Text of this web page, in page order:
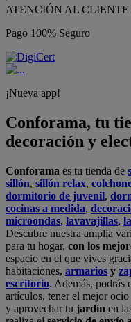
ATENCIÓN AL CLIENTE
Pago 100% Seguro
¡Nueva app!
Conforama, tu
decoración y
Conforama es tu tienda de
sillón, sillón relax,
dormitorio de juvenil,
cocinas a medida,
microondas, lavavajillas,
Descubre nuestra amplia
para tu hogar, con los
espacio en el que vives
habitaciones, armarios y
escritorio. Además, podrás
artículos, tener el mejor
y aprovechar tu jardín en